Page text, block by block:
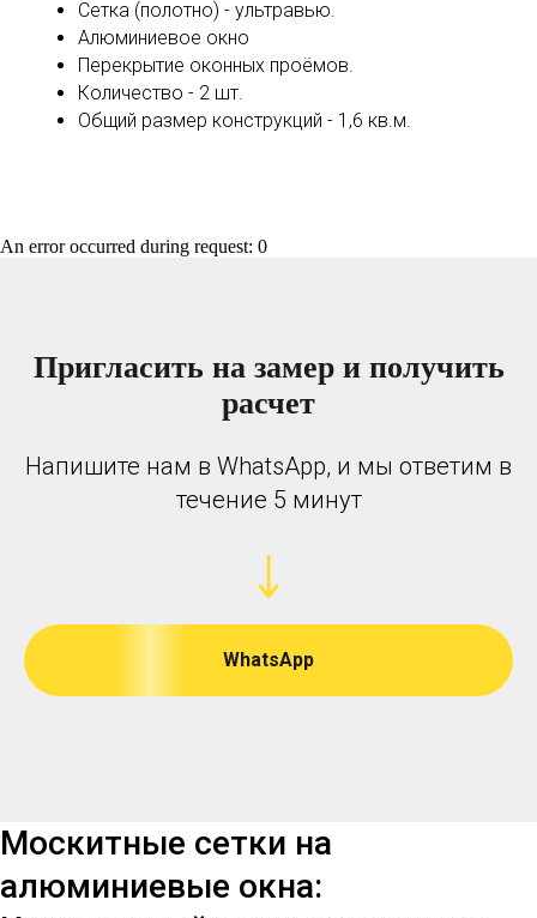
Сетка (полотно) - ультравью.
Алюминиевое окно
Перекрытие оконных проёмов.
Количество - 2 шт.
Общий размер конструкций - 1,6 кв.м.
An error occurred during request: 0
Пригласить на замер и получить
расчет
Напишите нам в WhatsApp, и мы ответим в
течение 5 минут
WhatsApp
Москитные сетки на
алюминиевые окна: